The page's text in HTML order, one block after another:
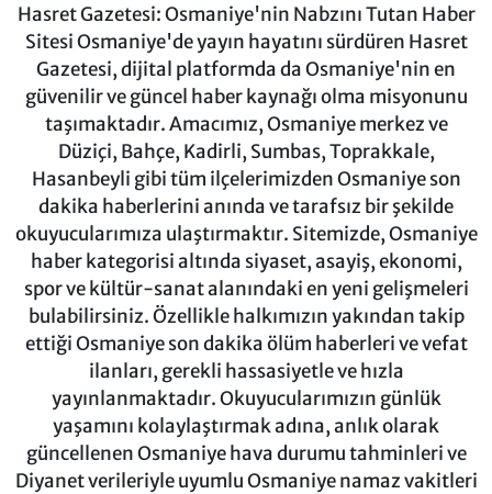
Hasret Gazetesi: Osmaniye'nin Nabzını Tutan Haber
Sitesi Osmaniye'de yayın hayatını sürdüren Hasret
Gazetesi, dijital platformda da Osmaniye'nin en
güvenilir ve güncel haber kaynağı olma misyonunu
taşımaktadır. Amacımız, Osmaniye merkez ve
Düziçi, Bahçe, Kadirli, Sumbas, Toprakkale,
Hasanbeyli gibi tüm ilçelerimizden Osmaniye son
dakika haberlerini anında ve tarafsız bir şekilde
okuyucularımıza ulaştırmaktır. Sitemizde, Osmaniye
haber kategorisi altında siyaset, asayiş, ekonomi,
spor ve kültür-sanat alanındaki en yeni gelişmeleri
bulabilirsiniz. Özellikle halkımızın yakından takip
ettiği Osmaniye son dakika ölüm haberleri ve vefat
ilanları, gerekli hassasiyetle ve hızla
yayınlanmaktadır. Okuyucularımızın günlük
yaşamını kolaylaştırmak adına, anlık olarak
güncellenen Osmaniye hava durumu tahminleri ve
Diyanet verileriyle uyumlu Osmaniye namaz vakitleri